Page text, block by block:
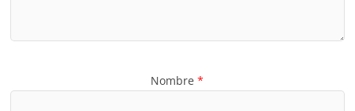
Nombre*